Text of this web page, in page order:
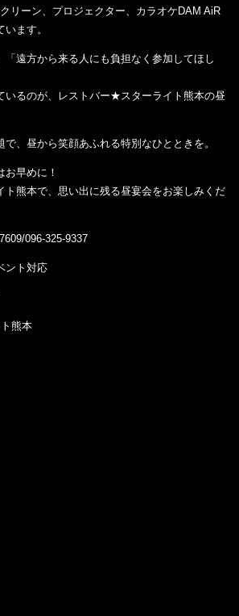
リーン、プロジェクター、カラオケDAM AiR
ます。
「遠方から来る人にも負担なく参加してほし
いるのが、レストバー★スターライト熊本の昼
、昼から笑顔あふれる特別なひとときを。
お早めに！
熊本で、思い出に残る昼宴会をお楽しみくだ
096-325-9337
ント対応
熊本